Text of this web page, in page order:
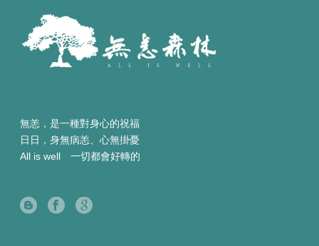
無恙，是一種對身心的祝福
日日，身無病恙、心無掛憂
All is well 一切都會好轉的